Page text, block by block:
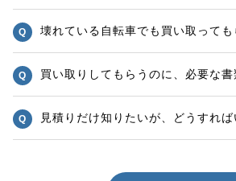
壊れている自転車でも買い取っても
買い取りしてもらうのに、必要な書
見積りだけ知りたいが、どうすれば